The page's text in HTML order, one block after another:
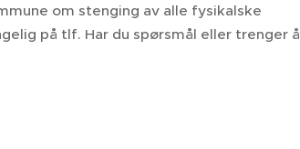
om stenging av alle fysikalske
på tlf. Har du spørsmål eller trenger å